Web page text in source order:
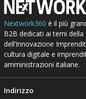
Nextwork360 è il più
B2B dedicati ai temi
dell’Innovazione
cultura digitale e
amministrazioni italiane.
Indirizzo